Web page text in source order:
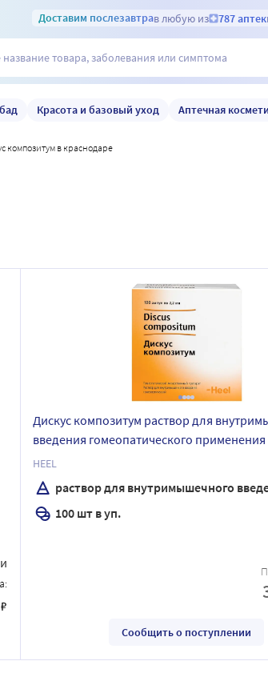
Доставим послезавтрав любую из 787 аптек
Красота и базовый уход Аптечная
композитум в краснодаре
₽
Дискус композитум раствор для
введения гомеопатического применения
ампулы 100 шт.
HEEL
раствор для внутримышечного
100 шт в уп.
Сообщить о поступлении